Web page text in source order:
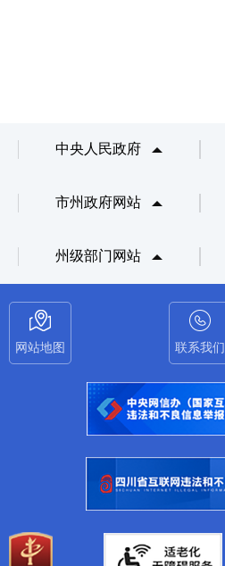
中央人民政府
市州政府网站
州级部门网站
网站地图 联系我们